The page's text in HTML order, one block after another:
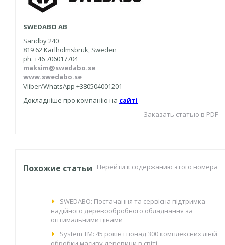
SWEDABO AB
Sandby 240
819 62 Karlholmsbruk, Sweden
ph. +46 706017704
maksim@swedabo.se
www.swedabo.se
VIiber/WhatsApp +380504001201
Докладніше про компанію на сайті
Заказать статью в PDF
Похожие статьи Перейти к содержанию этого номера
SWEDABO: Постачання та сервісна підтримка
надiйного деревообробного обладнання за
оптимальними цінами
System TM: 45 років і понад 300 комплексних ліній